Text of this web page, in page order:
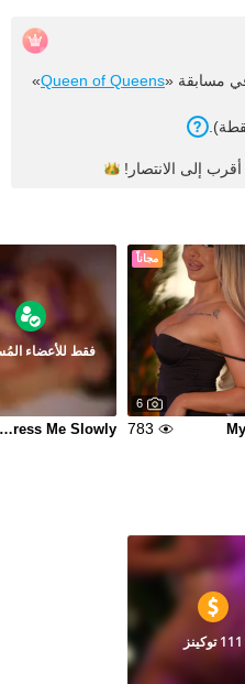
مسابقة «Queen of Queens
»
أقرب إلى الانتصار!
مجاناً
6
783
فقط للأعضاء
Undress Me Slowly
111 توكينز